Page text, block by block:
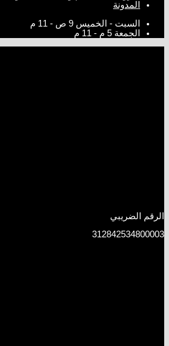
المدونة
السبت - الخميس 9 ص - 11 م
الجمعة 5 م - 11 م
الرقم الضريبي
312842534800003